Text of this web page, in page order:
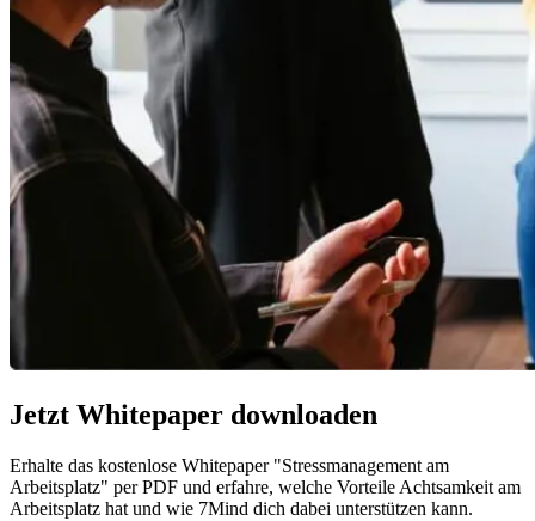
Jetzt Whitepaper downloaden
Erhalte das kostenlose Whitepaper "Stressmanagement am
Arbeitsplatz" per PDF und erfahre, welche Vorteile Achtsamkeit am
Arbeitsplatz hat und wie 7Mind dich dabei unterstützen kann.